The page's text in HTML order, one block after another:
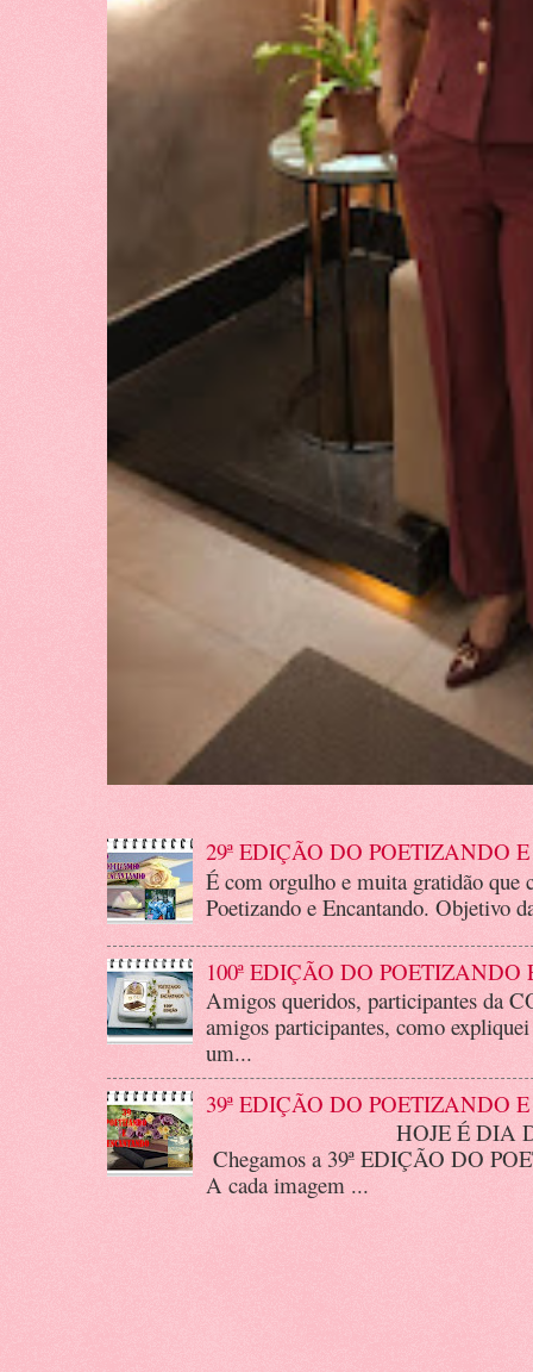
29ª EDIÇÃO DO POETIZANDO
É com orgulho e muita gratidão que
Poetizando e Encantando. Objetivo
100ª EDIÇÃO DO
Amigos queridos, participantes da
amigos participantes, como
um...
39ª EDIÇÃO DO POETIZANDO
HOJE É DIA DE
Chegamos a 39ª EDIÇÃO DO
A cada imagem ...